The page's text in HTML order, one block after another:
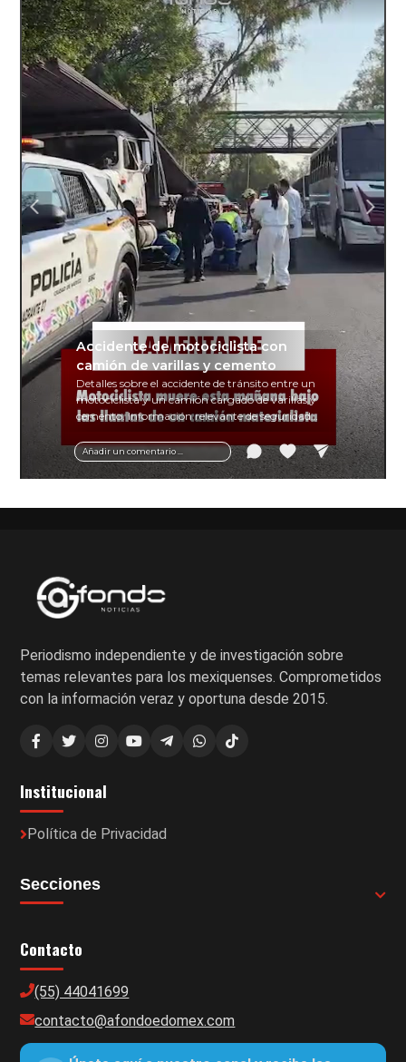
Añadir un comentario ...
Accidente de motociclista con
camión de varillas y cemento
Detalles sobre el accidente de tránsito entre un
motociclista y un camión cargado de varillas y
cemento. Información relevante de seguridad
vial y recomendaciones para motociclistas.
Periodismo independiente y de investigación sobre
temas relevantes para los mexiquenses. Comprometidos
con la información veraz y oportuna desde 2015.
Institucional
Política de Privacidad
Secciones
Contacto
(55) 44041699
contacto@afondoedomex.com